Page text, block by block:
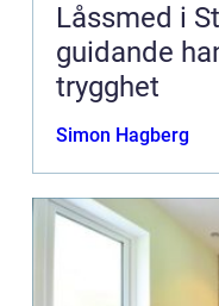
Låssmed i
guidande
trygghet
Simon Hagberg